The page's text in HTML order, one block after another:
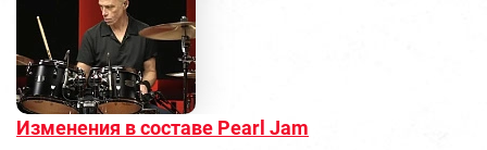
Изменения в составе Pearl Jam